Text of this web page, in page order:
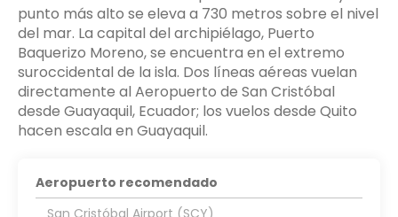
punto más alto se eleva a 730 metros sobre el nivel
del mar. La capital del archipiélago, Puerto
Baquerizo Moreno, se encuentra en el extremo
suroccidental de la isla. Dos líneas aéreas vuelan
directamente al Aeropuerto de San Cristóbal
desde Guayaquil, Ecuador; los vuelos desde Quito
hacen escala en Guayaquil.
Aeropuerto recomendado
San Cristóbal Airport (SCY)